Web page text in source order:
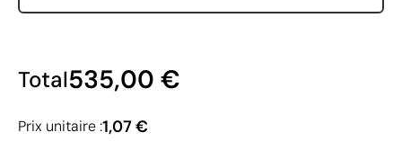
Total535,00 €
Prix unitaire :1,07 €